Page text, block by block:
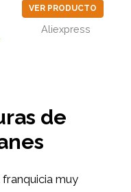
VER PRODUCTO
Aliexpress
de
franquicia muy